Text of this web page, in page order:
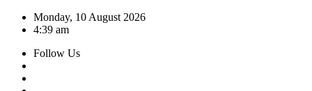
Skip
Monday, 10 August 2026
4:39 am
Follow Us